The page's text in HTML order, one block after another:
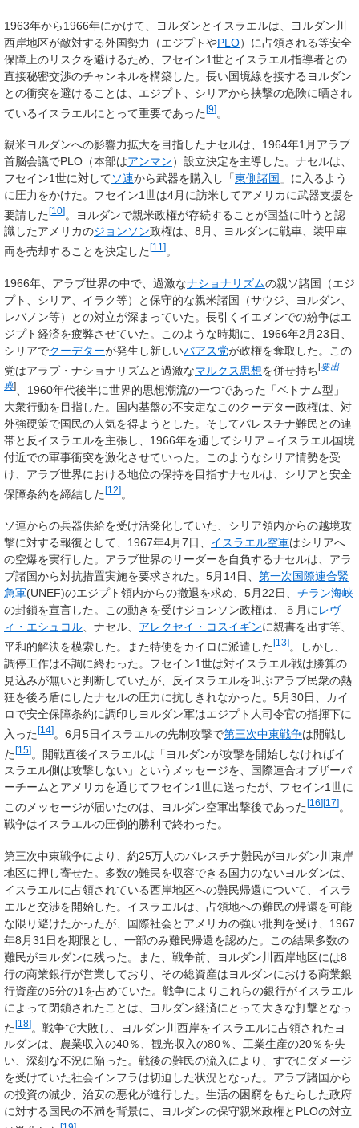
1963年から1966年にかけて、ヨルダンとイスラエルは、ヨルダン川
西岸地区が敵対する外国勢力（エジプトやPLO）に占領される等安全
保障上のリスクを避けるため、フセイン1世とイスラエル指導者との
直接秘密交渉のチャンネルを構築した。長い国境線を接するヨルダン
との衝突を避けることは、エジプト、シリアから挟撃の危険に晒され
ているイスラエルにとって重要であった[9]。
親米ヨルダンへの影響力拡大を目指したナセルは、1964年1月アラブ
首脳会議でPLO（本部はアンマン）設立決定を主導した。ナセルは、
フセイン1世に対してソ連から武器を購入し「東側諸国 」に入るよう
に圧力をかけた。フセイン1世は4月に訪米してアメリカに武器支援を
要請した[10]。ヨルダンで親米政権が存続することが国益に叶うと認
識したアメリカのジョンソン政権は、8月、ヨルダンに戦車、装甲車
両を売却することを決定した [11 ] 。
1966年、アラブ世界の中で、過激なナショナリズムの親ソ諸国（エジ
プト、シリア、イラク等）と保守的な親米諸国（サウジ、ヨルダン、
レバノン等）との対立が深まっていた。長引くイエメンでの紛争はエ
ジプト経済を疲弊させていた。このような時期に、1966年2月23日、
シリアでクーデターが発生し新しいバアス党が政権を奪取した。この
党はアラブ・ナショナリズムと過激なマルクス思想を併せ持ち[要出
典]
、1960年代後半に世界的思想潮流の一つであった「ベトナム型」
大衆行動を目指した。国内基盤の不安定なこのクーデター政権は、対
外強硬策で国民の人気を得ようとした。そしてパレスチナ難民との連
帯と反イスラエルを主張し、1966年を通してシリア＝イスラエル国境
付近での軍事衝突を激化させていった。このようなシリア情勢を受
け、アラブ世界における地位の保持を目指すナセルは、シリアと安全
保障条約を締結した [12] 。
ソ連からの兵器供給を受け活発化していた、シリア領内からの越境攻
撃に対する報復として、1967年4月7日、 イスラエル空軍はシリアへ
の空爆を実行した。アラブ世界のリーダーを自負するナセルは、アラ
ブ諸国から対抗措置実施を要求された。5月14日、 第一次国際連合緊
急軍(UNEF)のエジプト領内からの撤退を求め、5月22日、 チラン海峡
の封鎖を宣言した。この動きを受けジョンソン政権は、５月にレヴ
ィ・エシュコル、ナセル、 アレクセイ・コスイギンに親書を出す等、
平和的解決を模索した。また特使をカイロに派遣した [13] 。しかし、
調停工作は不調に終わった。フセイン1世は対イスラエル戦は勝算の
見込みが無いと判断していたが、反イスラエルを叫ぶアラブ民衆の熱
狂を後ろ盾にしたナセルの圧力に抗しきれなかった。5月30日、カイ
ロで安全保障条約に調印しヨルダン軍はエジプト人司令官の指揮下に
入った[14]。6月5日イスラエルの先制攻撃で第三次中東戦争は開戦し
た[15]。開戦直後イスラエルは「ヨルダンが攻撃を開始しなければイ
スラエル側は攻撃しない」というメッセージを、国際連合オブザーバ
ーチームとアメリカを通じてフセイン1世に送ったが、フセイン1世に
このメッセージが届いたのは、ヨルダン空軍出撃後であった [16][17] 。
戦争はイスラエルの圧倒的勝利で終わった。
第三次中東戦争により、約25万人のパレスチナ難民がヨルダン川東岸
地区に押し寄せた。多数の難民を収容できる国力のないヨルダンは、
イスラエルに占領されている西岸地区への難民帰還について、イスラ
エルと交渉を開始した。イスラエルは、占領地への難民の帰還を可能
な限り避けたかったが、国際社会とアメリカの強い批判を受け、1967
年8月31日を期限とし、一部のみ難民帰還を認めた。この結果多数の
難民がヨルダンに残った。また、戦争前、ヨルダン川西岸地区には8
行の商業銀行が営業しており、その総資産はヨルダンにおける商業銀
行資産の5分の1を占めていた。戦争によりこれらの銀行がイスラエル
によって閉鎖されたことは、ヨルダン経済にとって大きな打撃となっ
た[18]。戦争で大敗し、ヨルダン川西岸をイスラエルに占領されたヨ
ルダンは、農業収入の40％、観光収入の80％、工業生産の20％を失
い、深刻な不況に陥った。戦後の難民の流入により、すでにダメージ
を受けていた社会インフラは切迫した状況となった。アラブ諸国から
の投資の減少、治安の悪化が進行した。生活の困窮をもたらした政府
に対する国民の不満を背景に、ヨルダンの保守親米政権とPLOの対立